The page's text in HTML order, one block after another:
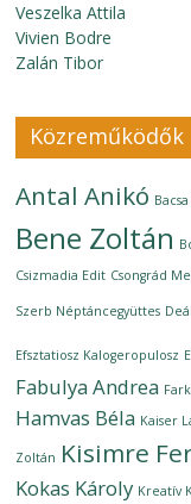
Veszelka Attila
Vivien Bodre
Zalán Tibor
Közreműködők
Antal Anikó
Bene Zoltán
Csizmadia Edit Csongrád
Szerb Néptáncegyüttes
Efsztatiosz Kalogeropulosz
Fabulya Andrea
Hamvas Béla Kaiser
Zoltán Kisimre
Kokas Károly Kreatív